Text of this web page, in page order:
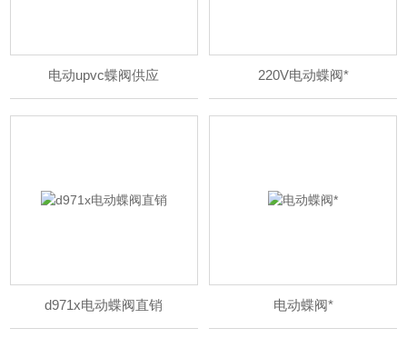
电动upvc蝶阀供应 220V电动蝶阀*
d971x电动蝶阀直销 电动蝶阀*